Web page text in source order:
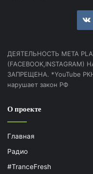
ДЕЯТЕЛЬНОСТЬ МЕТА
ЗАПРЕЩЕНА. *YouTube
нарушает закон РФ
О проекте
Главная
Радио
#TranceFresh